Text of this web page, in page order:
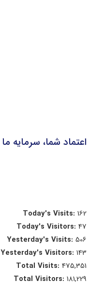
اعتماد شما، سرمایه ما
Today's Visits:162
Today's Visitors:47
Yesterday's Visits:506
Yesterday's Visitors:143
Total Visits:475,351
Total Visitors:181,229